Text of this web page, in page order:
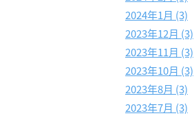
2024年1月 (3)
2023年12月 (3)
2023年11月 (3)
2023年10月 (3)
2023年8月 (3)
2023年7月 (3)